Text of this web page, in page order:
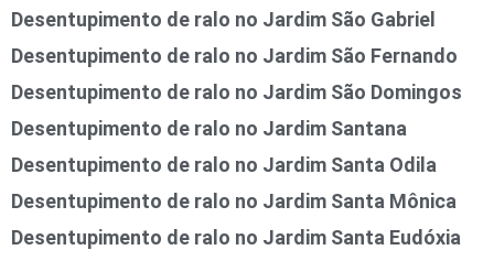
Desentupimento de ralo no Jardim São Gabriel
Desentupimento de ralo no Jardim São Fernando
Desentupimento de ralo no Jardim São Domingos
Desentupimento de ralo no Jardim Santana
Desentupimento de ralo no Jardim Santa Odila
Desentupimento de ralo no Jardim Santa Mônica
Desentupimento de ralo no Jardim Santa Eudóxia